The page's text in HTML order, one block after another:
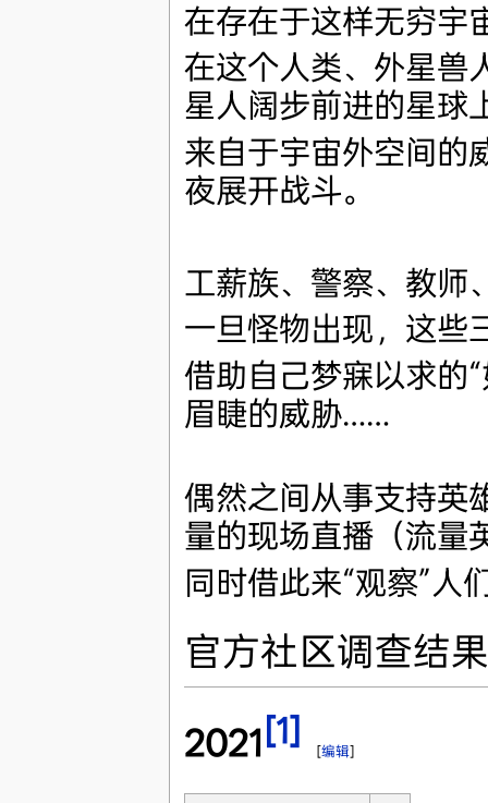
在存在于这样无穷宇
在这个人类、外星兽
星人阔步前进的星球
来自于宇宙外空间的
夜展开战斗。
工薪族、警察、教
一旦怪物出现，这些
借助自己梦寐以求的
眉睫的威胁……
偶然之间从事支持英
量的现场直播（流量
同时借此来“观察”
官方社区调查结
2021 [1] [编辑]